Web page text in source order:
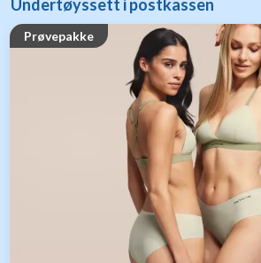
Undertøyssett i postkassen
Prøvepakke